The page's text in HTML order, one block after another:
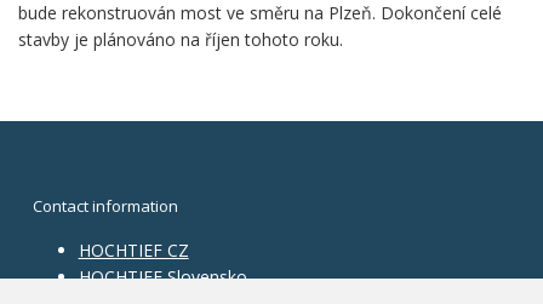
bude rekonstruován most ve směru na Plzeň. Dokončení celé
stavby je plánováno na říjen tohoto roku.
Contact information
HOCHTIEF CZ
HOCHTIEF Slovensko